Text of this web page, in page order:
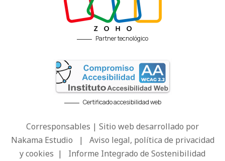
Partner tecnológico
Certificado accesibilidad web
Corresponsables | Sitio web desarrollado por
Nakama Estudio | Aviso legal, política de privacidad
y cookies | Informe Integrado de Sostenibilidad